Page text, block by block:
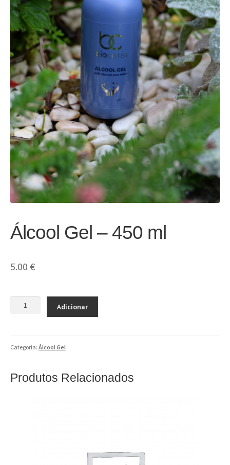
Privacy Policy
Quem Somos
Reunião
Álcool Gel – 450 ml
5.00 €
Quantidade
–
Adicionar
Categoria: Álcool Gel
Produtos Relacionados